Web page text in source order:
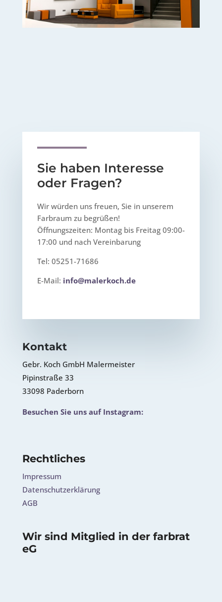
Sie haben Interesse
oder Fragen?
Wir würden uns freuen, Sie in unserem
Farbraum zu begrüßen!
Öffnungszeiten: Montag bis Freitag 09:00-
17:00 und nach Vereinbarung
Tel: 05251-71686
E-Mail: info@malerkoch.de
Kontakt
Gebr. Koch GmbH Malermeister
Pipinstraße 33
33098 Paderborn
Besuchen Sie uns auf Instagram:
Rechtliches
Impressum
Datenschutzerklärung
AGB
Wir sind Mitglied in der farbrat
eG